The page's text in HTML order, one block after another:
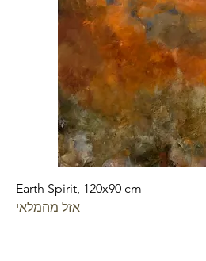
Earth Spirit, 120x90 cm
אזל מהמלאי